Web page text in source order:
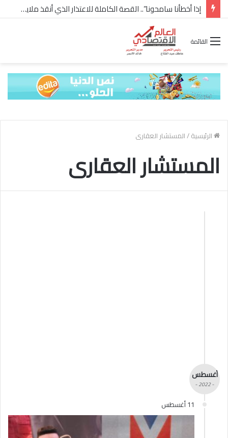
إذا أخطأنا سامحونا”.. القصة الكاملة للاعتذار الذي أنقذ ملايين “إعمار” في الساحل الشمالي
القائمة
الرئيسية/المستشار العقارى
المستشار العقارى
أغسطس
- 2022 -
11 أغسطس